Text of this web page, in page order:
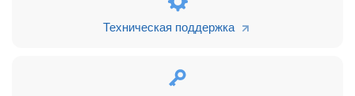
Техническая поддержка